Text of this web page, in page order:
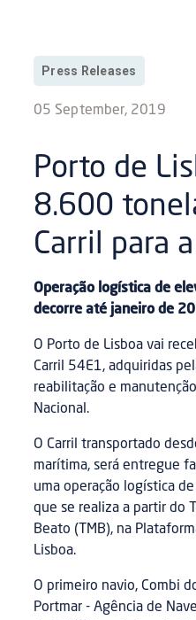
Press Releases
05 September, 2019
Porto de
8.600
Carril para
Operação logística de
decorre até janeiro de
O Porto de Lisboa vai
Carril 54E1, adquiridas
reabilitação e
Nacional.
O Carril transportado
marítima, será entregue
uma operação logística
que se realiza a partir do
Beato (TMB), na
Lisboa.
O primeiro navio, Combi
Portmar - Agência de